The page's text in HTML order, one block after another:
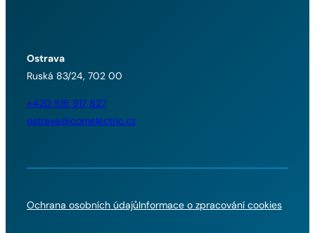
Ostrava
Ruská 83/24, 702 00
+420 515 917 827
ostrava@comelectric.cz
Ochrana osobních údajůInformace o zpracování cookies